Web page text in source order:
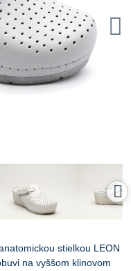
stielkou LEON
na vyššom klinovom